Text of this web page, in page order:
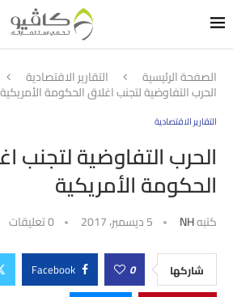
الصفحة الرئيسية التقارير الاقتصادية
الحرب التفاوضية لتجنب اغلاق الحكومة الأمريكية
التقارير الاقتصادية
الحرب التفاوضية لتجنب
الحكومة الأمريكية
كتبهNH 5 ديسمبر، 2017 0 تعليقات
شاركها 0
Facebook